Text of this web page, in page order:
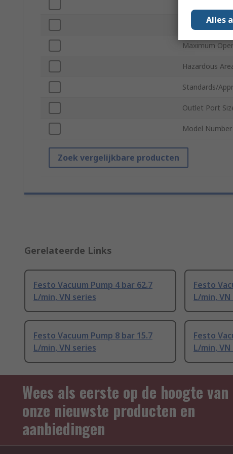
Outlet Thread
Maximum
Hazardous
Standards/
Outlet Port
Model Number
Zoek vergelijkbare producten
Gerelateerde Links
Festo Vacuum Pump 4 bar 62.7
L/min, VN series
Festo
L/min,
Festo Vacuum Pump 8 bar 15.7
L/min, VN series
Festo
L/min,
Wees als eerste op de hoogte van
onze nieuwste producten en
aanbiedingen
Alles